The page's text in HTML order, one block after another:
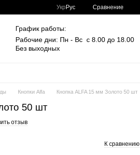
Укр Рус Сравнение
График работы:
Рабочие дни: Пн - Вс с 8.00 до 18.00
Без выходных
Кнопки Alfa Кнопка ALFA 15 мм Золото 50 шт
50 шт
отзыв
К сравнению